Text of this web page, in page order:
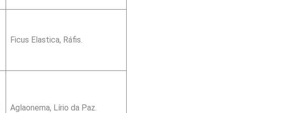
Ficus Elastica, Ráfis.
Aglaonema, Lírio da Paz.